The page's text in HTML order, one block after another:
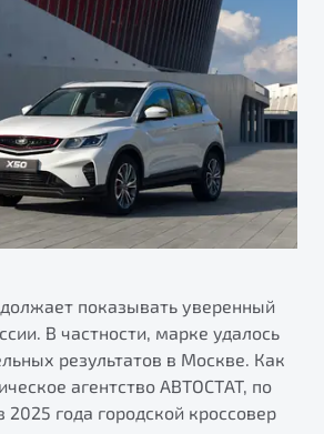
показывать уверенный
В частности, марке удалось
результатов в Москве. Как
агентство АВТОСТАТ, по
года городской кроссовер